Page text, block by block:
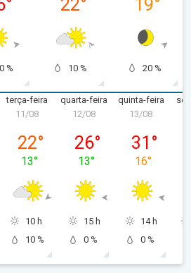
°
%
22°
10 %
19°
20 %
feira, 10/08
terça-feira
terça-feira, 11/08
11/08
22°
13°
10 h
10 %
quarta-feira
quarta-feira, 12/08
12/08
26°
13°
15 h
0 %
quinta-feira
13/08
31 °
16°
14 h
0 %